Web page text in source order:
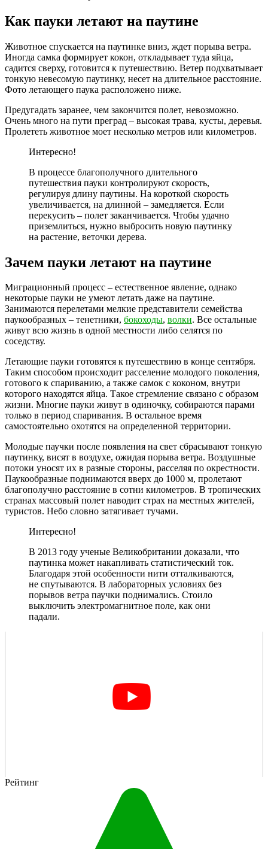
Как пауки летают на паутине
Животное спускается на паутинке вниз, ждет порыва ветра.
Иногда самка формирует кокон, откладывает туда яйца,
садится сверху, готовится к путешествию. Ветер подхватывает
тонкую невесомую паутинку, несет на длительное расстояние.
Фото летающего паука расположено ниже.
Предугадать заранее, чем закончится полет, невозможно.
Очень много на пути преград – высокая трава, кусты, деревья.
Пролететь животное моет несколько метров или километров.
Интересно!
В процессе благополучного длительного
путешествия пауки контролируют скорость,
регулируя длину паутины. На короткой скорость
увеличивается, на длинной – замедляется. Если
перекусить – полет заканчивается. Чтобы удачно
приземлиться, нужно выбросить новую паутинку
на растение, веточки дерева.
Зачем пауки летают на паутине
Миграционный процесс – естественное явление, однако
некоторые пауки не умеют летать даже на паутине.
Занимаются перелетами мелкие представители семейства
паукообразных – тенетники, бокоходы, волки. Все остальные
живут всю жизнь в одной местности либо селятся по
соседству.
Летающие пауки готовятся к путешествию в конце сентября.
Таким способом происходит расселение молодого поколения,
готового к спариванию, а также самок с коконом, внутри
которого находятся яйца. Такое стремление связано с образом
жизни. Многие пауки живут в одиночку, собираются парами
только в период спаривания. В остальное время
самостоятельно охотятся на определенной территории.
Молодые паучки после появления на свет сбрасывают тонкую
паутинку, висят в воздухе, ожидая порыва ветра. Воздушные
потоки уносят их в разные стороны, расселяя по окрестности.
Паукообразные поднимаются вверх до 1000 м, пролетают
благополучно расстояние в сотни километров. В тропических
странах массовый полет наводит страх на местных жителей,
туристов. Небо словно затягивает тучами.
Интересно!
В 2013 году ученые Великобритании доказали, что
паутинка может накапливать статистический ток.
Благодаря этой особенности нити отталкиваются,
не спутываются. В лабораторных условиях без
порывов ветра паучки поднимались. Стоило
выключить электромагнитное поле, как они
падали.
Рейтинг